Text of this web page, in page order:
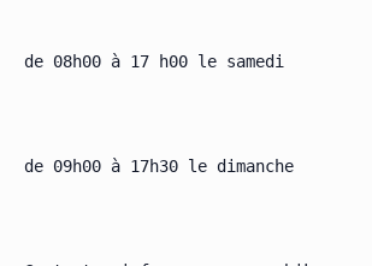
de 08h00 à 17 h00 le samedi
de 09h00 à 17h30 le dimanche